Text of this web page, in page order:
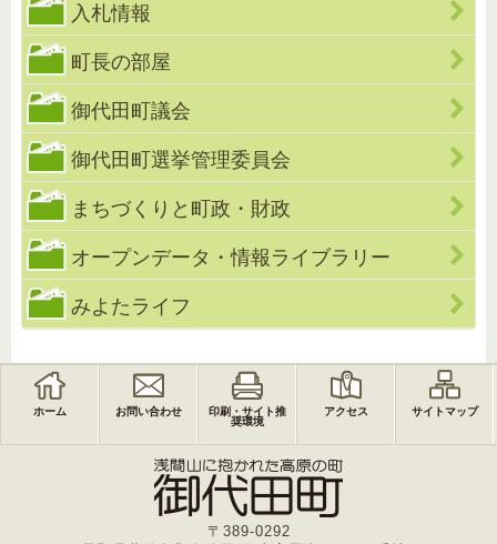
入札情報
町長の部屋
御代田町議会
御代田町選挙管理委員会
まちづくりと町政・財政
オープンデータ・情報ライブラリー
みよたライフ
ホーム お問い合わせ
印刷・サイト推
奨環境
アクセス サイトマップ
〒389-0292